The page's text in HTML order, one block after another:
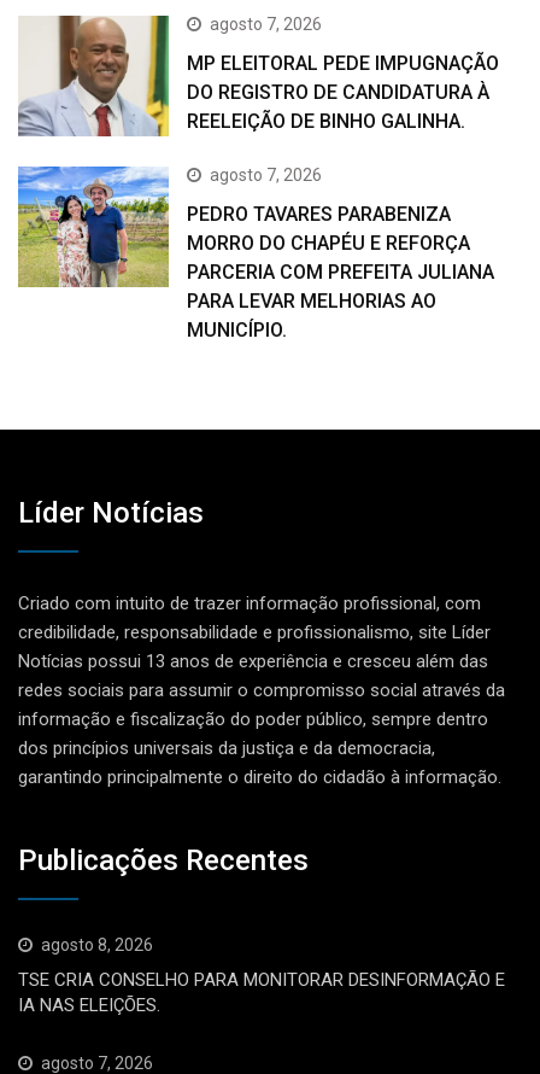
agosto 7, 2026
MP ELEITORAL PEDE IMPUGNAÇÃO
DO REGISTRO DE CANDIDATURA À
REELEIÇÃO DE BINHO GALINHA.
agosto 7, 2026
PEDRO TAVARES PARABENIZA
MORRO DO CHAPÉU E REFORÇA
PARCERIA COM PREFEITA JULIANA
PARA LEVAR MELHORIAS AO
MUNICÍPIO.
Líder Notícias
Criado com intuito de trazer informação profissional, com
credibilidade, responsabilidade e profissionalismo, site Líder
Notícias possui 13 anos de experiência e cresceu além das
redes sociais para assumir o compromisso social através da
informação e fiscalização do poder público, sempre dentro
dos princípios universais da justiça e da democracia,
garantindo principalmente o direito do cidadão à informação.
Publicações Recentes
agosto 8, 2026
TSE CRIA CONSELHO PARA MONITORAR DESINFORMAÇÃO E
IA NAS ELEIÇÕES.
agosto 7, 2026